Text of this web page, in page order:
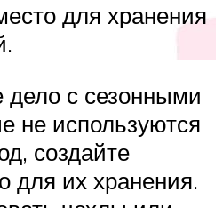
для хранения
с сезонными
не используются
создайте
для их хранения.